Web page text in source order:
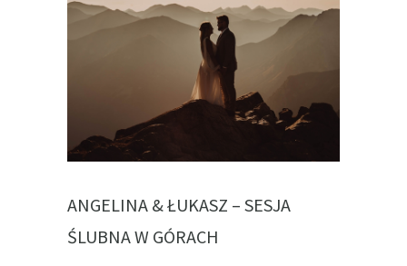
ANGELINA & ŁUKASZ – SESJA
ŚLUBNA W GÓRACH